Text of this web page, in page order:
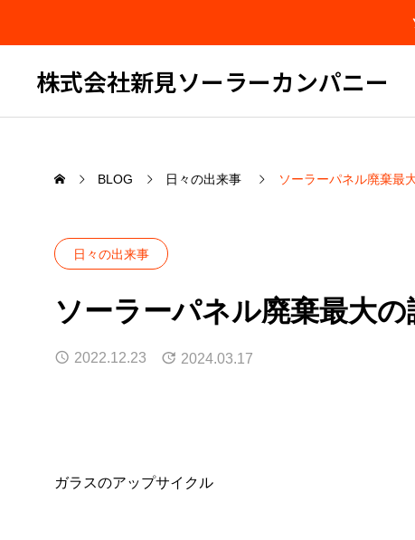
株式会社新見ソーラーカンパニー
セミナー告知
BLOG 日々の出来事 ソーラーパネル廃棄最
日々の出来事
ソーラーパネル廃棄最大
2022.12.23 2024.03.17
ガラスのアップサイクル